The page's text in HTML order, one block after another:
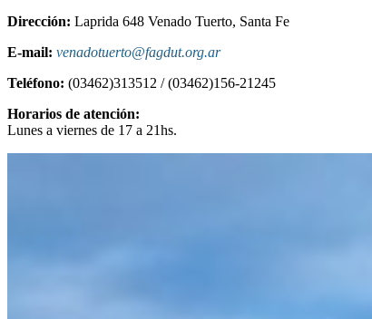
Dirección: Laprida 648 Venado Tuerto, Santa Fe
E-mail: venadotuerto@fagdut.org.ar
Teléfono: (03462)313512 / (03462)156-21245
Horarios de atención:
Lunes a viernes de 17 a 21hs.